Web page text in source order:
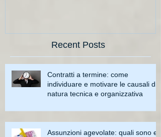
Recent Posts
Contratti a termine: come
individuare e motivare le causali di
natura tecnica e organizzativa
Assunzioni agevolate: quali sono e